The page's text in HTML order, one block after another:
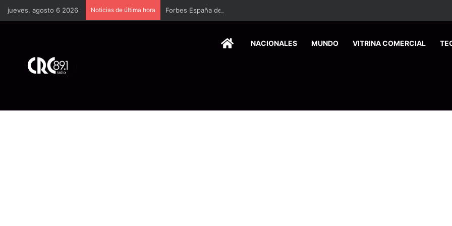
jueves, agosto 6 2026 Noticias de última hora Forbes España dedica edición especial a Costa Rica para promover el turismo europeo
HOMENACIONALES MUNDO VITRINA COMERCIAL